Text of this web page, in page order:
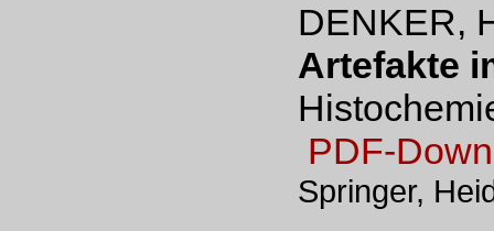
DENKER,
Artefakte
PDF-
Springer,